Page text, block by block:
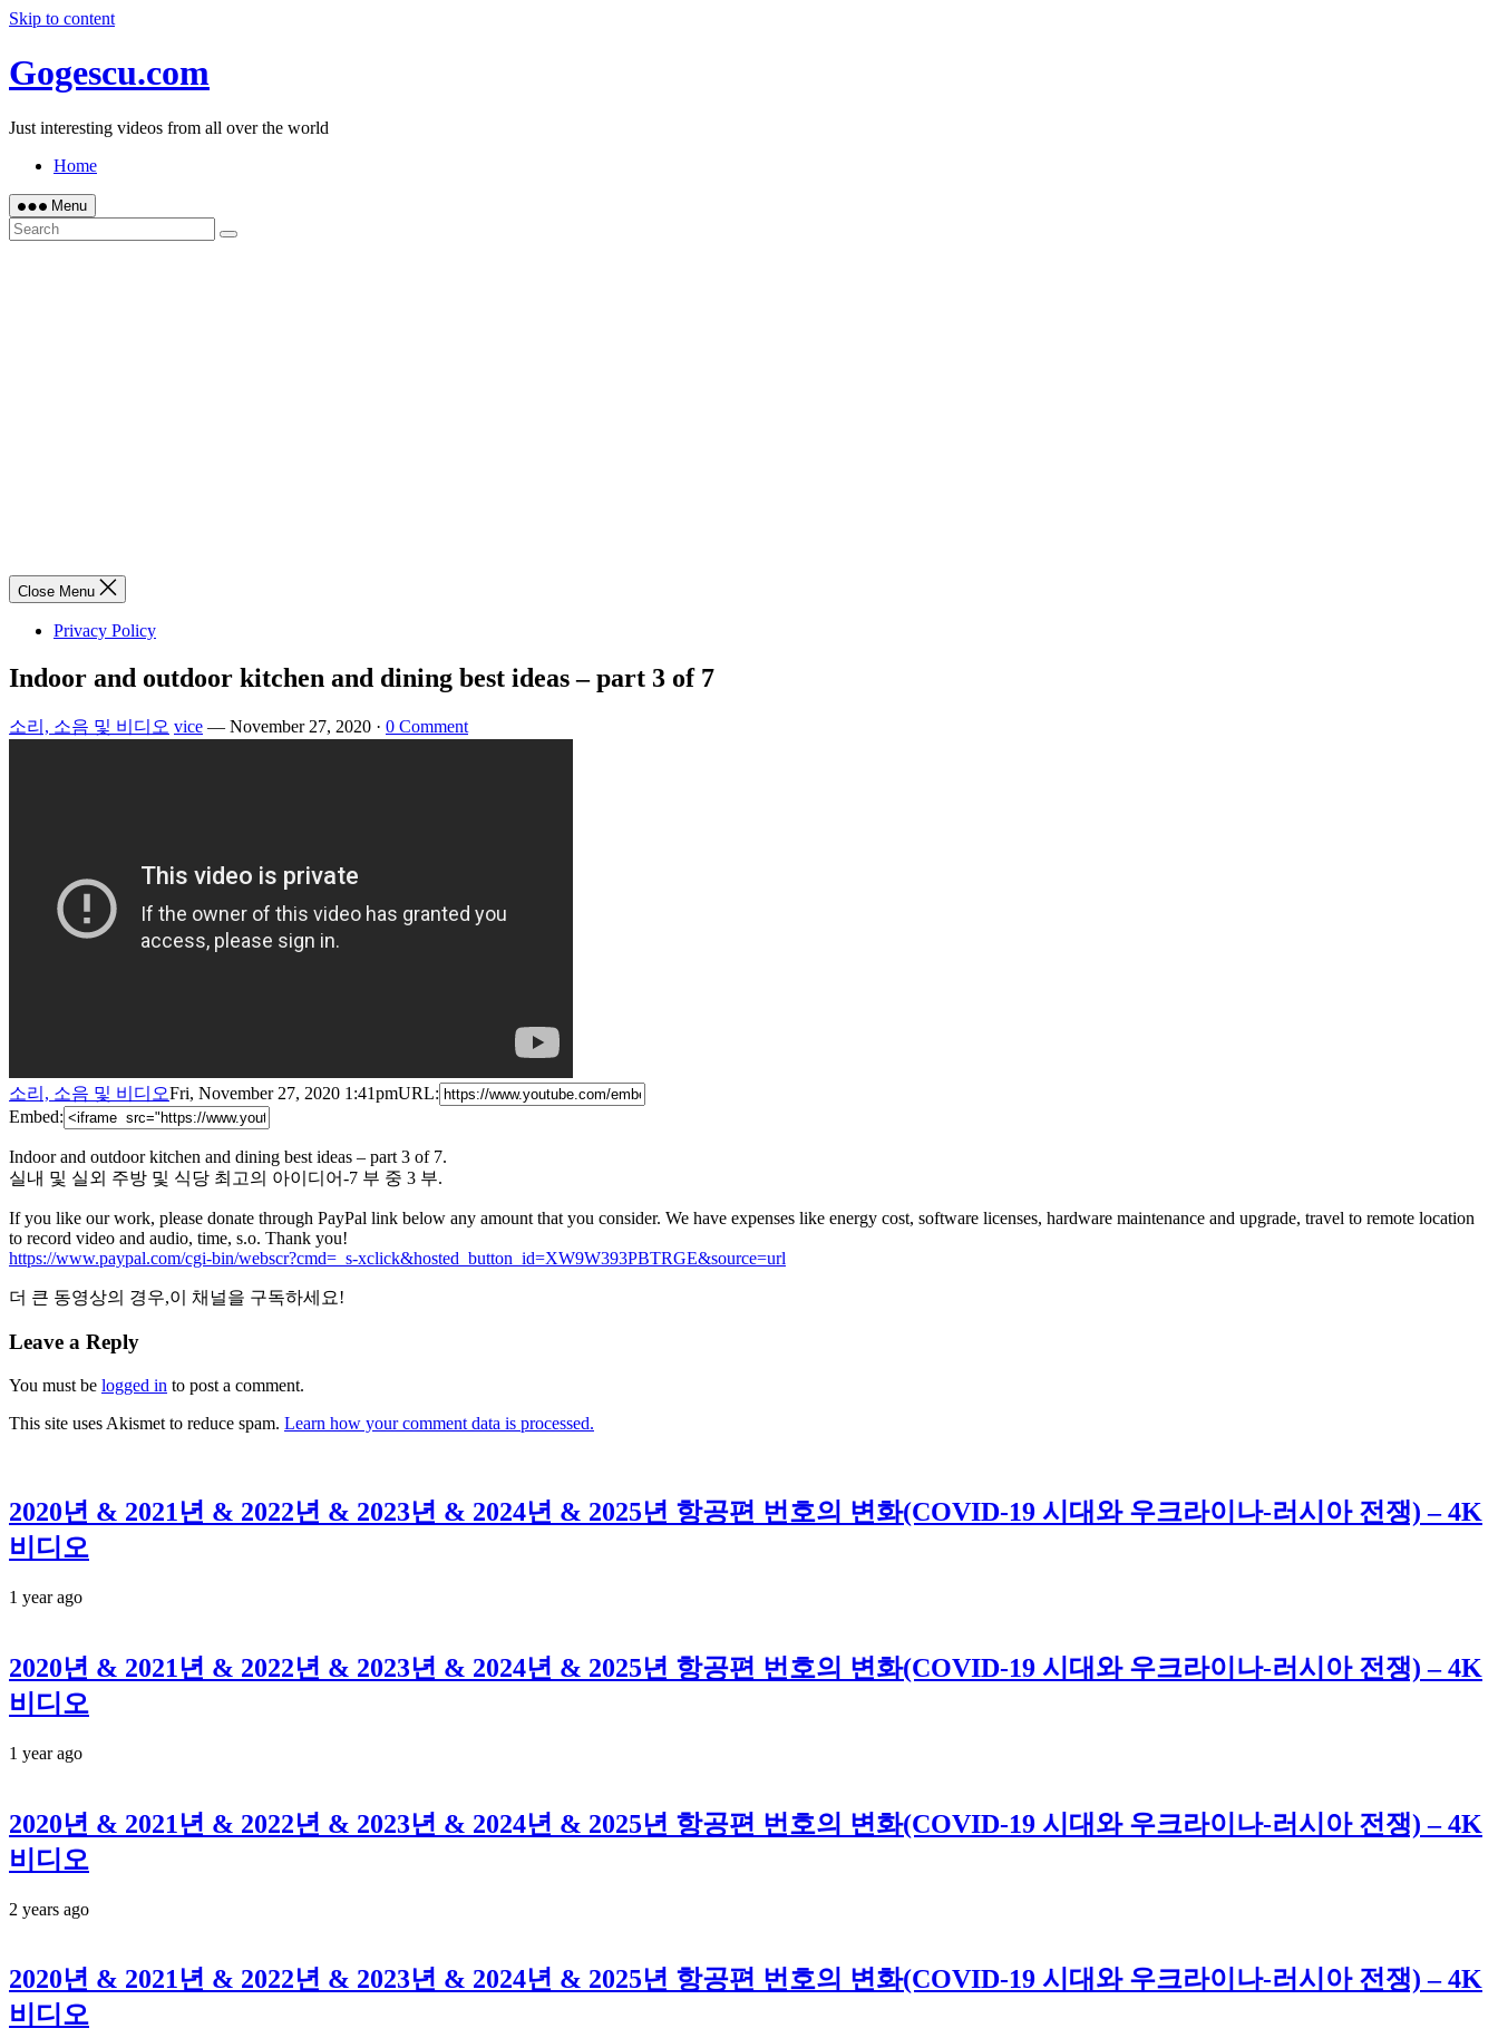
Skip to content
Gogescu.com
Just interesting videos from all over the world
Home
Menu
Close Menu
Privacy Policy
Indoor and outdoor kitchen and dining best ideas – part 3 of 7
소리, 소음 및 비디오 vice — November 27, 2020 · 0 Comment
소리, 소음 및 비디오Fri, November 27, 2020 1:41pmURL:
Embed:
Indoor and outdoor kitchen and dining best ideas – part 3 of 7.
실내 및 실외 주방 및 식당 최고의 아이디어-7 부 중 3 부.
If you like our work, please donate through PayPal link below any amount that you consider. We have expenses like energy cost, software licenses, hardware maintenance and upgrade, travel to remote location
to record video and audio, time, s.o. Thank you!
https://www.paypal.com/cgi-bin/webscr?cmd=_s-xclick&hosted_button_id=XW9W393PBTRGE&source=url
더 큰 동영상의 경우,이 채널을 구독하세요!
Leave a Reply
You must be logged in to post a comment.
This site uses Akismet to reduce spam. Learn how your comment data is processed.
2020년 & 2021년 & 2022년 & 2023년 & 2024년 & 2025년 항공편 번호의 변화(COVID-19 시대와 우크라이나-러시아 전쟁) – 4K
비디오
1 year ago
2020년 & 2021년 & 2022년 & 2023년 & 2024년 & 2025년 항공편 번호의 변화(COVID-19 시대와 우크라이나-러시아 전쟁) – 4K
비디오
1 year ago
2020년 & 2021년 & 2022년 & 2023년 & 2024년 & 2025년 항공편 번호의 변화(COVID-19 시대와 우크라이나-러시아 전쟁) – 4K
비디오
2 years ago
2020년 & 2021년 & 2022년 & 2023년 & 2024년 & 2025년 항공편 번호의 변화(COVID-19 시대와 우크라이나-러시아 전쟁) – 4K
비디오